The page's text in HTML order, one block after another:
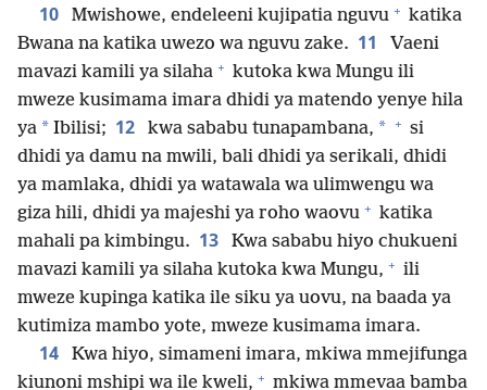
10 Mwishowe, endeleeni kujipatia nguvu + katika
Bwana na katika uwezo wa nguvu zake. 11
Vaeni
mavazi kamili ya silaha + kutoka kwa Mungu ili
mweze kusimama imara dhidi ya matendo yenye hila
ya * Ibilisi; 12 kwa sababu tunapambana, * + si
dhidi ya damu na mwili, bali dhidi ya serikali, dhidi
ya mamlaka, dhidi ya watawala wa ulimwengu wa
giza hili, dhidi ya majeshi ya roho waovu + katika
mahali pa kimbingu. 13
Kwa sababu hiyo chukueni
mavazi kamili ya silaha kutoka kwa Mungu, + ili
mweze kupinga katika ile siku ya uovu, na baada ya
kutimiza mambo yote, mweze kusimama imara.
14
Kwa hiyo, simameni imara, mkiwa mmejifunga
kiunoni mshipi wa ile kweli, + mkiwa mmevaa bamba